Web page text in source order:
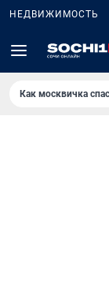
НЕДВИЖИМОСТЬ
Как москвичка